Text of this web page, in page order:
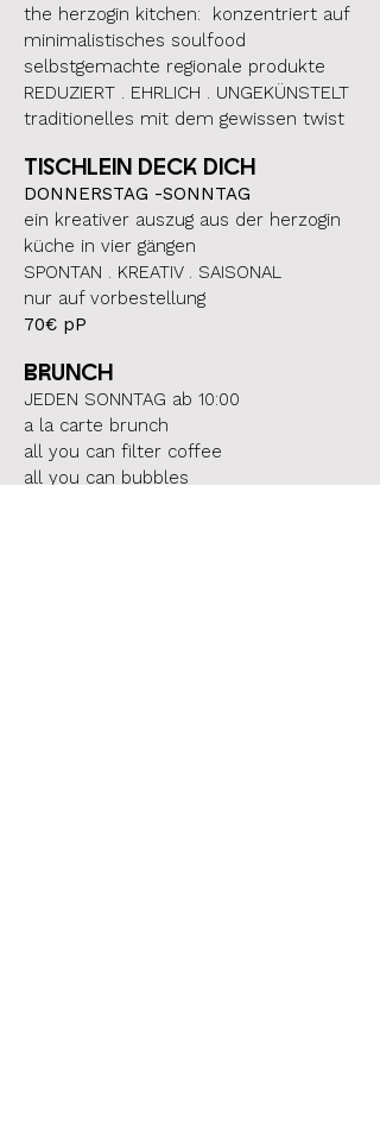
the herzogin kitchen: konzentriert auf
minimalistisches soulfood
selbstgemachte regionale produkte
REDUZIERT . EHRLICH . UNGEKÜNSTELT
traditionelles mit dem gewissen twist
TISCHLEIN DECK DICH
DONNERSTAG -SONNTAG
ein kreativer auszug aus der herzogin
küche in vier gängen
SPONTAN . KREATIV . SAISONAL
nur auf vorbestellung
70€ pP
BRUNCH
JEDEN SONNTAG ab 10:00
a la carte brunch
all you can filter coffee
all you can bubbles